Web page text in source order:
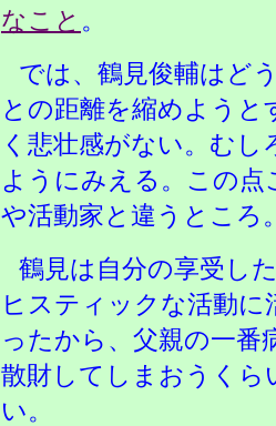
なこと 。
では、鶴見俊輔はど
との距離を縮めよう
く悲壮感がない。む
ようにみえる。この点
や活動家と違うところ
鶴見は自分の享受し
ヒスティックな活動に
ったから、父親の一
散財してしまおうく
い。